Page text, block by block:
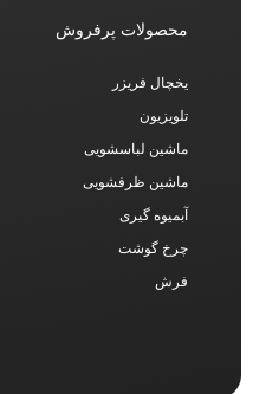
محصولات پرفروش
یخچال فریزر
تلویزیون
ماشین لباسشویی
ماشین ظرفشویی
آبمیوه گیری
چرخ گوشت
فرش